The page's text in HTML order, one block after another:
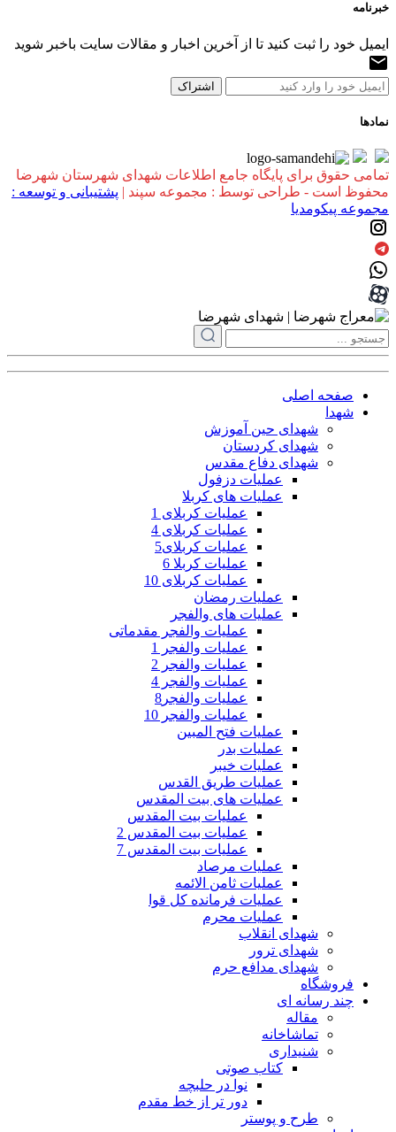
خبرنامه
ایمیل خود را ثبت کنید تا از آخرین اخبار و مقالات سایت باخبر شوید
نمادها
تمامی حقوق برای پایگاه جامع اطلاعات شهدای شهرستان شهرضا
محفوظ است - طراحی توسط : مجموعه سپند | پشتیبانی و توسعه :
مجموعه پیکومدیا
صفحه اصلی
شهدا
شهدای حین آموزش
شهدای کردستان
شهدای دفاع مقدس
عملیات دزفول
عملیات های کربلا
عملیات کربلای 1
عملیات کربلای 4
عملیات کربلای5
عملیات کربلا 6
عملیات کربلای 10
عملیات رمضان
عملیات های والفجر
عملیات والفجر مقدماتی
عملیات والفجر 1
عملیات والفجر 2
عملیات والفجر 4
عملیات والفجر8
عملیات والفجر 10
عملیات فتح المبین
عملیات بدر
عملیات خیبر
عملیات طریق القدس
عملیات های بیت المقدس
عملیات بیت المقدس
عملیات بیت المقدس 2
عملیات بیت المقدس 7
عملیات مرصاد
عملیات ثامن الائمه
عملیات فرمانده کل قوا
عملیات محرم
شهدای انقلاب
شهدای ترور
شهدای مدافع حرم
فروشگاه
چند رسانه ای
مقاله
تماشاخانه
شنیداری
کتاب صوتی
نوا در حلبچه
دور تر از خط مقدم
طرح و پوستر